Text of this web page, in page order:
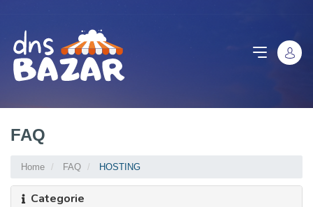
FAQ
Home FAQ HOSTING
Categorie